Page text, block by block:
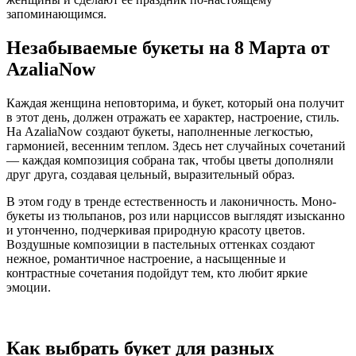
запоминающимся.
Незабываемые букеты на 8 Марта от
AzaliaNow
Каждая женщина неповторима, и букет, который она получит
в этот день, должен отражать ее характер, настроение, стиль.
На AzaliaNow создают букеты, наполненные легкостью,
гармонией, весенним теплом. Здесь нет случайных сочетаний
— каждая композиция собрана так, чтобы цветы дополняли
друг друга, создавая цельный, выразительный образ.
В этом году в тренде естественность и лаконичность. Моно-
букеты из тюльпанов, роз или нарциссов выглядят изысканно
и утонченно, подчеркивая природную красоту цветов.
Воздушные композиции в пастельных оттенках создают
нежное, романтичное настроение, а насыщенные и
контрастные сочетания подойдут тем, кто любит яркие
эмоции.
Как выбрать букет для разных